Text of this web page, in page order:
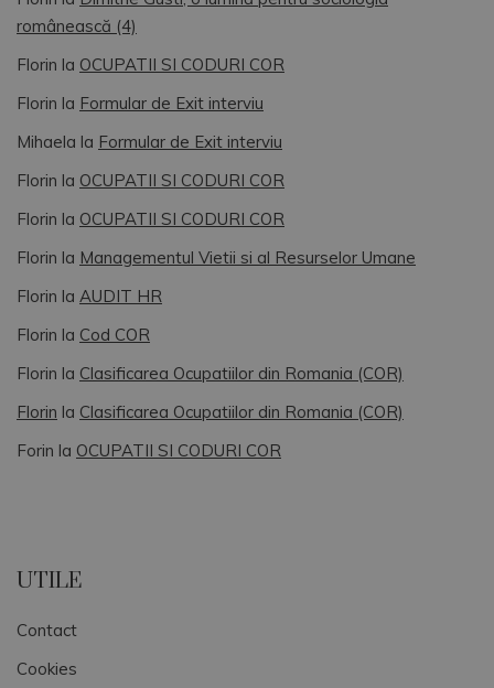
românească (4)
Florin la OCUPATII SI CODURI COR
Florin la Formular de Exit interviu
Mihaela la Formular de Exit interviu
Florin la OCUPATII SI CODURI COR
Florin la OCUPATII SI CODURI COR
Florin la Managementul Vietii si al Resurselor Umane
Florin la AUDIT HR
Florin la Cod COR
Florin la Clasificarea Ocupatiilor din Romania (COR)
Florin la Clasificarea Ocupatiilor din Romania (COR)
Forin la OCUPATII SI CODURI COR
UTILE
Contact
Cookies